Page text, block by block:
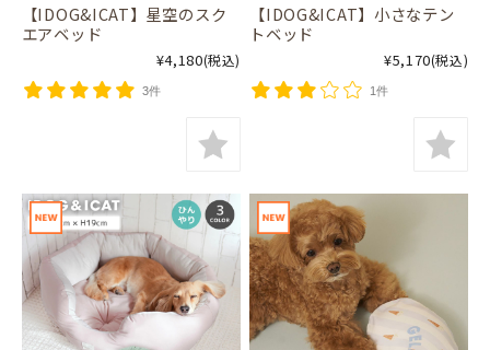
【IDOG&ICAT】星空のスク
エアベッド
¥4,180(税込)
3件
【IDOG&ICAT】小さなテン
トベッド
¥5,170(税込)
1件